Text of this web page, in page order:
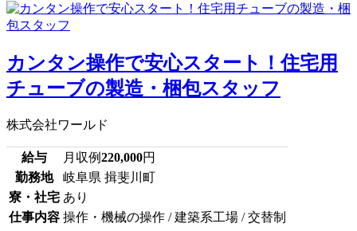
カンタン操作で安心スタート！住宅用
チューブの製造・梱包スタッフ
株式会社ワールド
給与 月収例220,000円
勤務地
岐阜県 揖斐川町
寮・社宅 あり
仕事内容 操作・機械の操作 / 建築系工場 / 交替制